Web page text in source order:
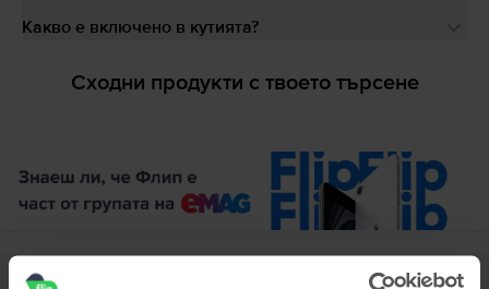
Какво е включено в кутията?
Сходни продукти с твоето търсене
Описание